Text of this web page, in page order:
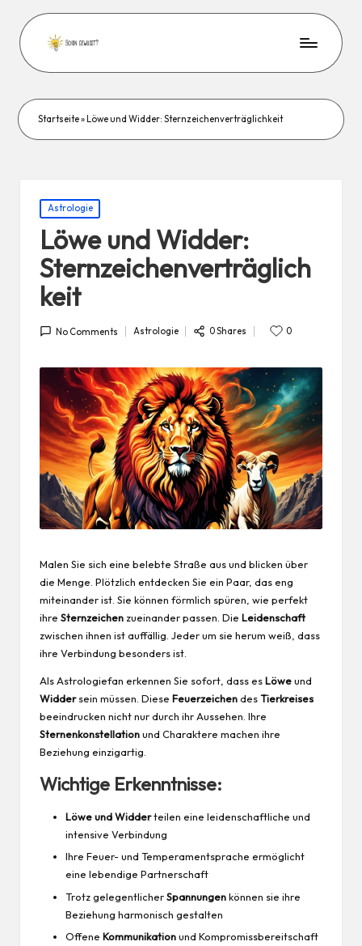
Startseite» Löwe und Widder: Sternzeichenverträglichkeit
Posted
in
Astrologie
Löwe und Widder:
Sternzeichenverträglich
keit
No Comments
Posted
Astrologie 0 Shares 0
Malen Sie sich eine belebte Straße aus und blicken über
die Menge. Plötzlich entdecken Sie ein Paar, das eng
miteinander ist. Sie können förmlich spüren, wie perfekt
ihre Sternzeichenzueinander passen. Die Leidenschaft
zwischen ihnen ist auffällig. Jeder um sie herum weiß, dass
ihre Verbindung besonders ist.
Als Astrologiefan erkennen Sie sofort, dass esLöweund
Widdersein müssen. Diese FeuerzeichendesTierkreises
beeindrucken nicht nur durch ihr Aussehen. Ihre
Sternenkonstellationund Charaktere machen ihre
Beziehung einzigartig.
Wichtige Erkenntnisse:
Löwe und Widderteilen eine leidenschaftliche und
intensive Verbindung
Ihre Feuer- und Temperamentsprache ermöglicht
eine lebendige Partnerschaft
Trotz gelegentlicherSpannungenkönnen sie ihre
Beziehung harmonisch gestalten
Offene Kommunikationund Kompromissbereitschaft